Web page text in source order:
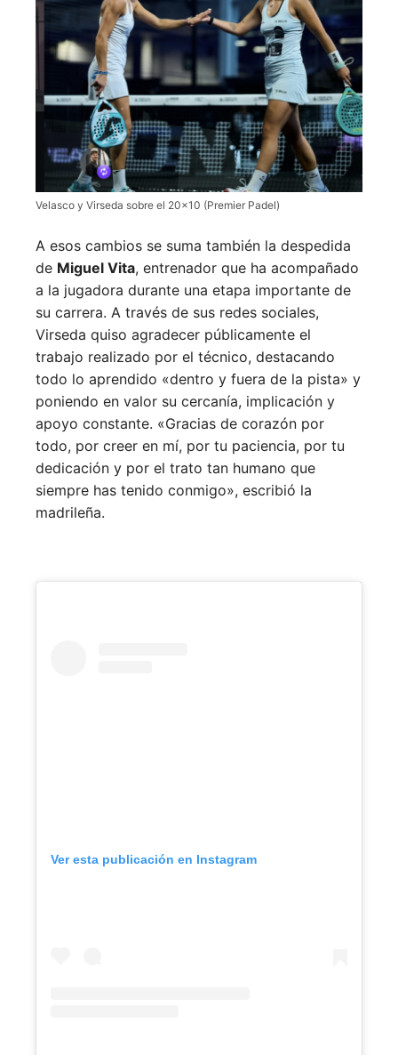
Velasco y Virseda sobre el 20×10 (Premier Padel)
A esos cambios se suma también la despedida
de Miguel Vita, entrenador que ha acompañado
a la jugadora durante una etapa importante de
su carrera. A través de sus redes sociales,
Virseda quiso agradecer públicamente el
trabajo realizado por el técnico, destacando
todo lo aprendido «dentro y fuera de la pista» y
poniendo en valor su cercanía, implicación y
apoyo constante. «Gracias de corazón por
todo, por creer en mí, por tu paciencia, por tu
dedicación y por el trato tan humano que
siempre has tenido conmigo», escribió la
madrileña.
Ver esta publicación en Instagram